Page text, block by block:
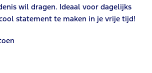
wil dragen. Ideaal voor dagelijks
statement te maken in je vrije tijd!